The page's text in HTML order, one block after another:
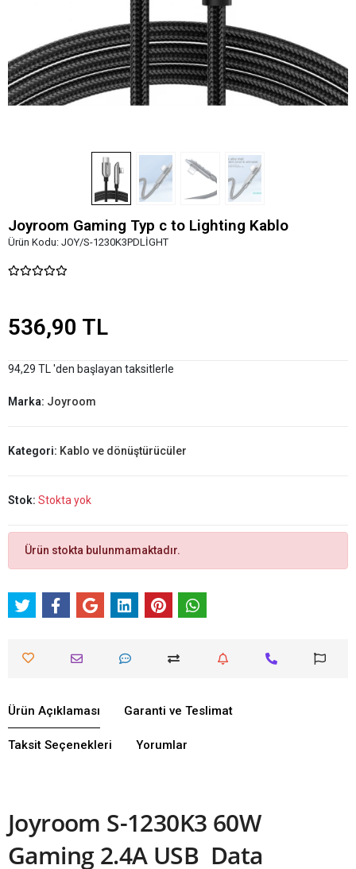
Joyroom Gaming Typ c to Lighting Kablo
Ürün Kodu: JOY/S-1230K3PDLİGHT
536,90 TL
94,29 TL 'den başlayan taksitlerle
Marka: Joyroom
Kategori: Kablo ve dönüştürücüler
Stok: Stokta yok
Ürün stokta bulunmamaktadır.
Ürün Açıklaması Garanti ve Teslimat
Taksit Seçenekleri Yorumlar
Joyroom S-1230K3 60W
Gaming 2.4AUSB Data